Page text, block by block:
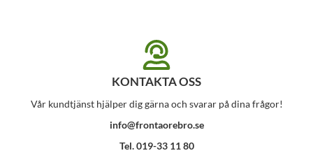
KONTAKTA OSS
Vår kundtjänst hjälper dig gärna och svarar på dina frågor!
info@frontaorebro.se
Tel. 019-33 11 80